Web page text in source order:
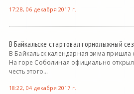
17:28, 06 декабря 2017 г.
В Байкальске стартовал горнолыжный
В Байкальск календарная зима
На горе Соболиная официально
честь этого...
18:22, 04 декабря 2017 г.